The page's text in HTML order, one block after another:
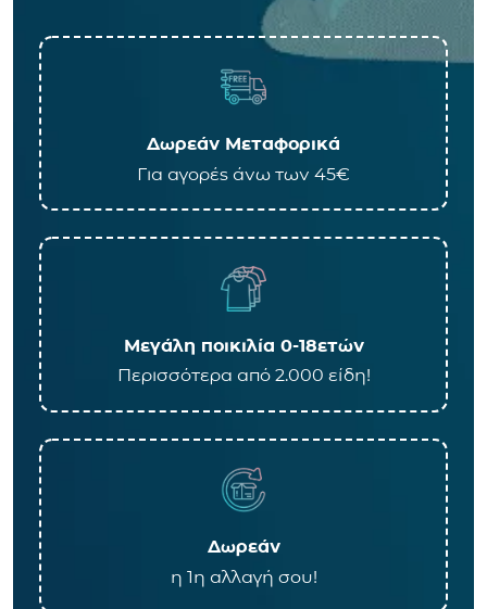
Δωρεάν Μεταφορικά
Για αγορές άνω των 45€
Μεγάλη ποικιλία 0-18ετών
Περισσότερα από 2.000 είδη!
Δωρεάν
η 1η αλλαγή σου!